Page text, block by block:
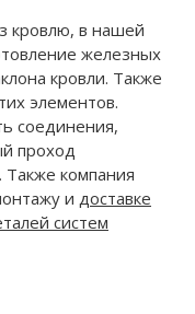
кровлю, в нашей
железных
кровли. Также
элементов.
соединения,
проход
Также компания
и доставке
систем